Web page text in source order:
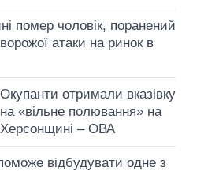
помер чоловік, поранений
атаки на ринок в
Окупанти отримали вказівку
на «вільне полювання» на
Херсонщині – ОВА
відбудувати одне з